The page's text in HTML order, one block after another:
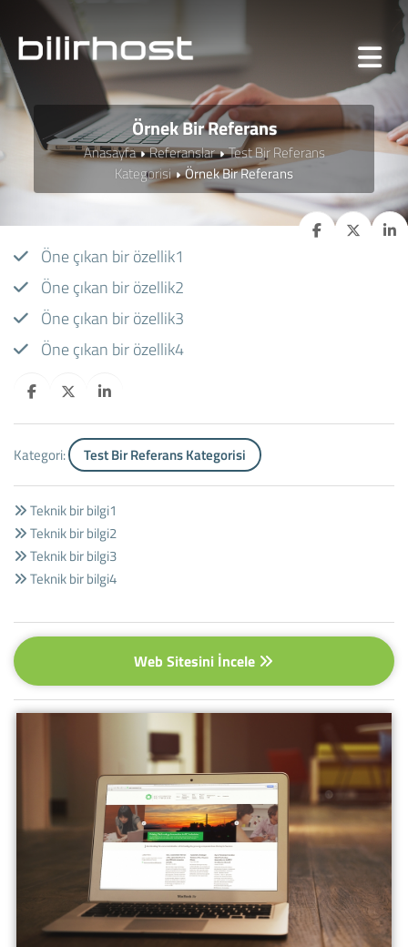
Örnek Bir Referans
Anasayfa Referanslar
Test Bir Referans
Kategorisi
Örnek Bir Referans
Öne çıkan bir özellik1
Öne çıkan bir özellik2
Öne çıkan bir özellik3
Öne çıkan bir özellik4
Kategori: Test Bir Referans Kategorisi
Teknik bir bilgi1
Teknik bir bilgi2
Teknik bir bilgi3
Teknik bir bilgi4
Web Sitesini İncele